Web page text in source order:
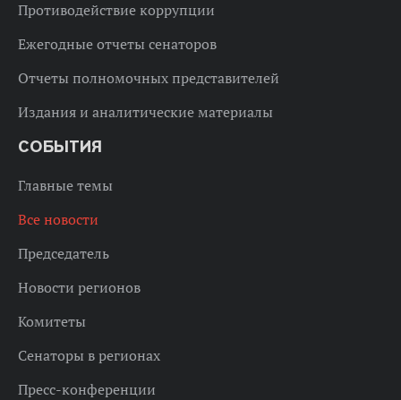
Противодействие коррупции
Ежегодные отчеты сенаторов
Отчеты полномочных представителей
Издания и аналитические материалы
СОБЫТИЯ
Главные темы
Все новости
Председатель
Новости регионов
Комитеты
Сенаторы в регионах
Пресс-конференции